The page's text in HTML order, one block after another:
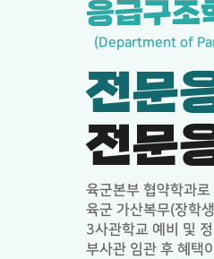
응급구조
(Department of
전문
전문
육군본부 협약학과
육군 가산복무(장학
3사관학교 예비 및
부사관 임관 후 혜택